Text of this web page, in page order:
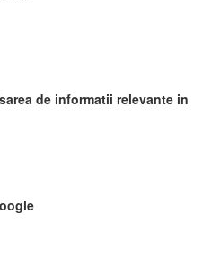
de informatii relevante in